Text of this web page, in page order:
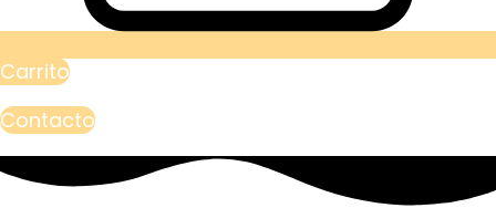
Carrito
Contacto